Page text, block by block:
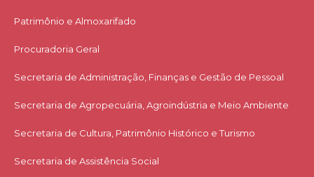
Patrimônio e Almoxarifado
Procuradoria Geral
Secretaria de Administração, Finanças e Gestão de Pessoal
Secretaria de Agropecuária, Agroindústria e Meio Ambiente
Secretaria de Cultura, Patrimônio Histórico e Turismo
Secretaria de Assistência Social